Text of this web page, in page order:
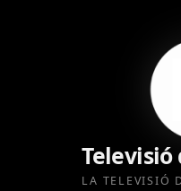
Televisió
LA TELEVISIÓ